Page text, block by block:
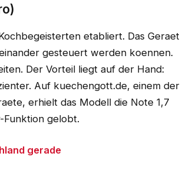
etabliert. Das Geraet
gesteuert werden koennen.
Der Vorteil liegt auf der Hand:
Auf kuechengott.de, einem der
erhielt das Modell die Note 1,7
gelobt.
gerade